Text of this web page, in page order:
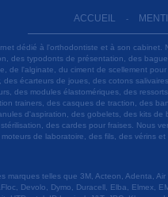
ACCUEIL -
dédié à l'orthodontiste et à son
des typodonts de présentation, des
de l'alginate, du ciment de scellement
des écarteurs de joues, des cotons
des modules élastomériques, des
trainers, des casques de traction, des
d'aspiration, des gobelets, des kits
des cardes pour fraises. Nous
de laboratoire, des fils, des vérins
marques telles que 3M, Acteon, Adenta,
Devolo, Dymo, Duracell, Elba, Elmex,